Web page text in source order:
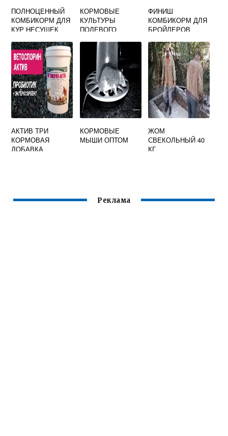
ПОЛНОЦЕННЫЙ
КОМБИКОРМ ДЛЯ
КУР НЕСУШЕК
КОРМОВЫЕ
КУЛЬТУРЫ
ПОЛЕВОГО
ПРОДУКЦИЯ
КОРМОПРОИЗВО
ДСТВА ПРОЧАЯ
ФИНИШ
КОМБИКОРМ ДЛЯ
БРОЙЛЕРОВ
АКТИВ ТРИ
КОРМОВАЯ
ДОБАВКА
КОРМОВЫЕ
МЫШИ ОПТОМ
ЖОМ
СВЕКОЛЬНЫЙ 40
КГ
Реклама